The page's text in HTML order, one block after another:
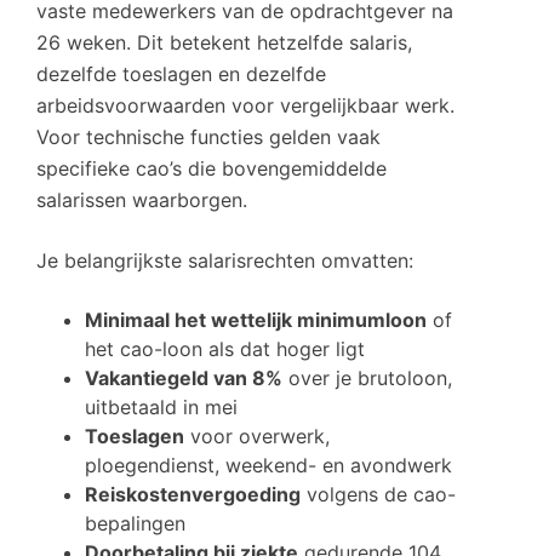
vaste medewerkers van de opdrachtgever na
26 weken. Dit betekent hetzelfde salaris,
dezelfde toeslagen en dezelfde
arbeidsvoorwaarden voor vergelijkbaar werk.
Voor technische functies gelden vaak
specifieke cao’s die bovengemiddelde
salarissen waarborgen.
Je belangrijkste salarisrechten omvatten:
Minimaal het wettelijk minimumloon of
het cao-loon als dat hoger ligt
Vakantiegeld van 8% over je brutoloon,
uitbetaald in mei
Toeslagen voor overwerk,
ploegendienst, weekend- en avondwerk
Reiskostenvergoeding volgens de cao-
bepalingen